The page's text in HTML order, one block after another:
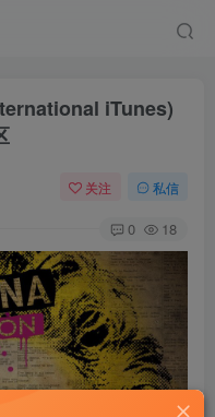
iTunes)
关注 私信
0 18